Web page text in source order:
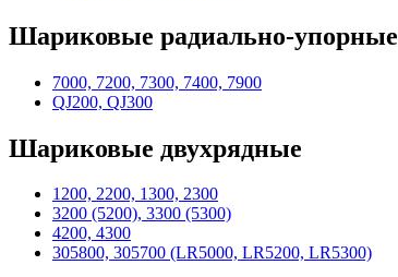
Шариковые радиально-упорные
7000, 7200, 7300, 7400, 7900
QJ200, QJ300
Шариковые двухрядные
1200, 2200, 1300, 2300
3200 (5200), 3300 (5300)
4200, 4300
305800, 305700 (LR5000, LR5200, LR5300)